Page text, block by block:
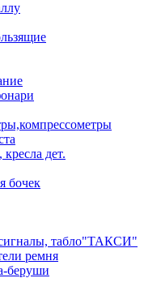
дет.
бочек
табло"ТАКСИ"
ремня
беруши